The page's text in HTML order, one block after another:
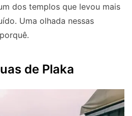
dos templos que levou mais
Uma olhada nessas
de Plaka